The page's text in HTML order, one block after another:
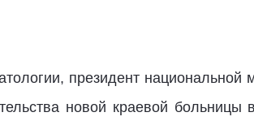
президент национальной
новой краевой больницы